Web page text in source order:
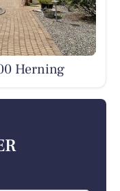
Herning